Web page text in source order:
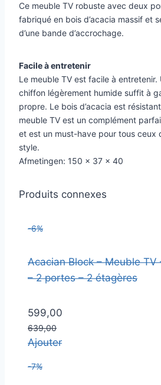
Ce meuble TV robuste avec deux
fabriqué en bois d’acacia massif et
d’une bande d’accrochage.
Facile à entretenir
Le meuble TV est facile à
chiffon légèrement humide suffit à
propre. Le bois d’acacia est
meuble TV est un complément
et est un must-have pour tous ceux
style.
Afmetingen: 150 x 37 x 40
Produits connexes
-6%
Acacian Block – Meuble TV
– 2 portes – 2 étagères
599,00
639,00
Ajouter
-7%